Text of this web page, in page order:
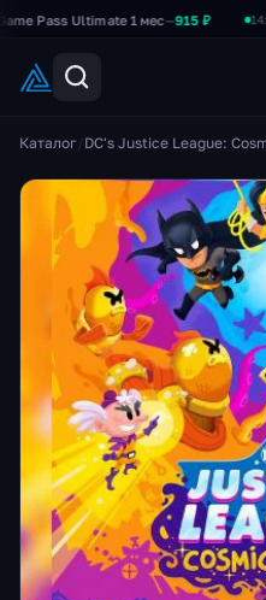
Ultimate 1 мес—915 ₽ 14:12
Каталог /DC's Justice League: